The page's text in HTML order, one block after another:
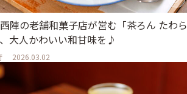
陣の老舗和菓子店が営む「茶ろん たわら
大人かわいい和甘味を♪
2026.03.02